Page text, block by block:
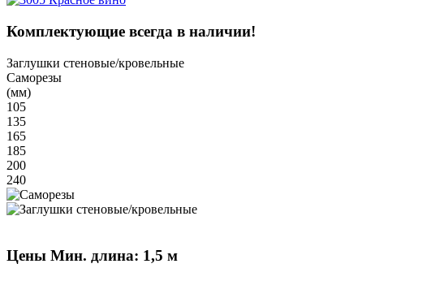
Комплектующие всегда в наличии!
Заглушки стеновые/кровельные
Саморезы
(мм)
105
135
165
185
200
240
Цены Мин. длина: 1,5 м